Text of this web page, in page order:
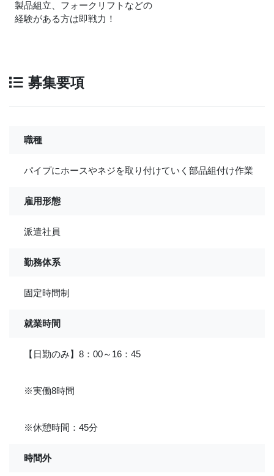
製品組立、フォークリフトなどの
経験がある方は即戦力！
募集要項
職種
パイプにホースやネジを取り付けていく部品組付け作業
雇用形態
派遣社員
勤務体系
固定時間制
就業時間
【日勤のみ】8：00～16：45
※実働8時間
※休憩時間：45分
時間外